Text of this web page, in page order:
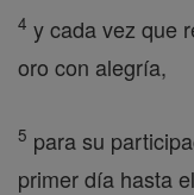
4 y cada vez que
oro con alegría,
5 para su
primer día hasta